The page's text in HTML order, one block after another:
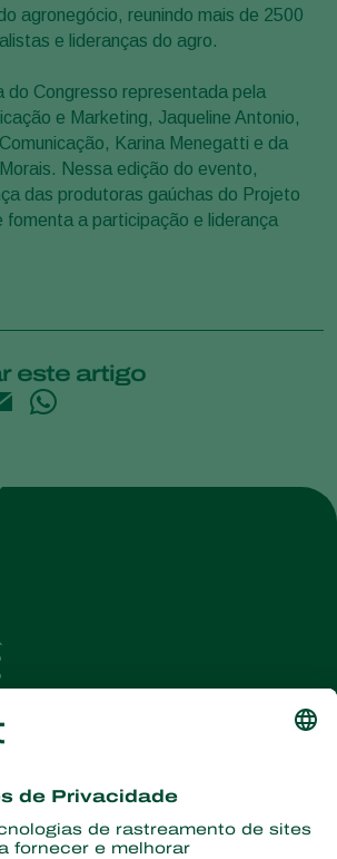
agronegócio, reunindo mais de 2500
e lideranças do agro.
do Congresso representada pela
e Marketing, Jaqueline Antonio,
Karina Menegatti e da
Nessa edição do evento,
das produtoras gaúchas do Projeto
fomenta a participação e liderança
este artigo
Assine aqui